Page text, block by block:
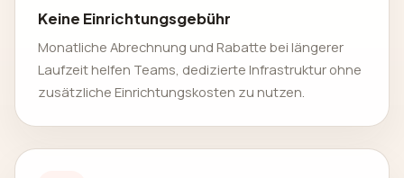
Keine Einrichtungsgebühr
Monatliche Abrechnung und Rabatte bei längerer
Laufzeit helfen Teams, dedizierte Infrastruktur ohne
zusätzliche Einrichtungskosten zu nutzen.